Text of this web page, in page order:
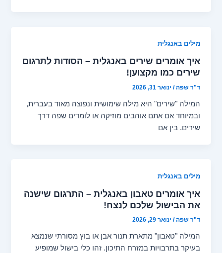
מילים באנגלית
איך אומרים שירים באנגלית – הסודות לתרגום
שירים כמו מקצוען!
ד"ר שפה/ ינואר 31, 2026
המילה "שירים" היא מילה שימושית ונפוצה מאוד בעברית,
ובמיוחד אם אתם אוהבים מוזיקה או לומדים שפה דרך
שירים. בין אם
מילים באנגלית
איך אומרים טאבון באנגלית – התרגום שישנה
את הבישול שלכם לנצח!
ד"ר שפה/ ינואר 29, 2026
המילה "טאבון" מתארת תנור אבן או בוץ מסורתי שנמצא
בעיקר בתרבויות במזרח התיכון. זהו כלי בישול שמופיע